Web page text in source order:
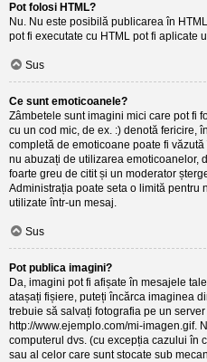
Pot folosi HTML?
Nu. Nu este posibilă publicarea în
pot fi executate cu HTML pot fi aplicate
Sus
Ce sunt emoticoanele?
Zâmbetele sunt imagini mici care pot fi
cu un cod mic, de ex. :) denotă fericire,
completă de emoticoane poate fi
nu abuzați de utilizarea emoticoanelor,
foarte greu de citit și un moderator
Administrația poate seta o limită pentru
utilizate într-un mesaj.
Sus
Pot publica imagini?
Da, imagini pot fi afișate în mesajele
atașați fișiere, puteți încărca imaginea
trebuie să salvați fotografia pe un
http://www.ejemplo.com/mi-imagen.gif.
computerul dvs. (cu excepția cazului în
sau al celor care sunt stocate sub